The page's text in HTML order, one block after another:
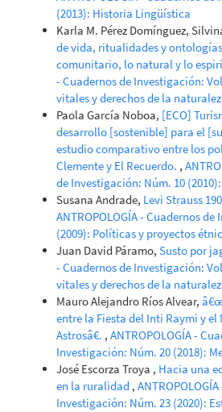
(2013): Historia Lingüística
Karla M. Pérez Domínguez,
de vida, ritualidades y
comunitario, lo natural y lo
- Cuadernos de Investigación:
vitales y derechos de la
Paola García Noboa, [ECO]
desarrollo [sostenible] para el
estudio comparativo entre los
Clemente y El Recuerdo. ,
de Investigación: Núm. 10
Susana Andrade, Levi Strauss
ANTROPOLOGÍA - Cuadernos
(2009): Políticas y proyectos
Juan David Páramo, Susto por
- Cuadernos de Investigación:
vitales y derechos de la
Mauro Alejandro Ríos Alvear,
entre la Fiesta del Inti Raymi y
Astrosâ€. , ANTROPOLOGÍA -
Investigación: Núm. 20 (2018):
José Escorza Troya , Hacia una
en la ruralidad ,
Investigación: Núm. 23 (2020):